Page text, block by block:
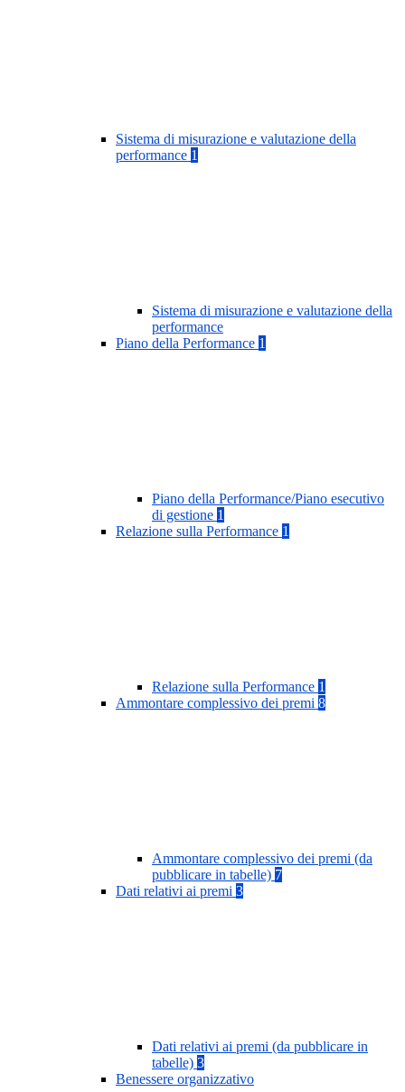
Sistema di misurazione e valutazione della
performance 1
Sistema di misurazione e valutazione della
performance
Piano della Performance 1
Piano della Performance/Piano esecutivo
di gestione 1
Relazione sulla Performance 1
Relazione sulla Performance 1
Ammontare complessivo dei premi 8
Ammontare complessivo dei premi (da
pubblicare in tabelle) 7
Dati relativi ai premi 3
Dati relativi ai premi (da pubblicare in
tabelle) 3
Benessere organizzativo